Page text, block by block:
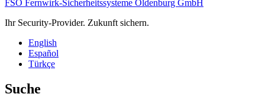
FSO Fernwirk-Sicherheitssysteme Oldenburg GmbH
Ihr Security-Provider. Zukunft sichern.
English
Español
Türkçe
Suche